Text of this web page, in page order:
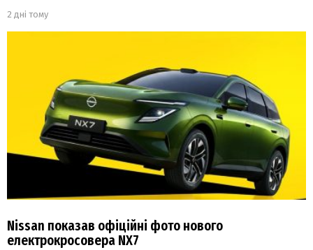
2 дні тому
Nissan показав офіційні фото нового
електрокросовера NX7